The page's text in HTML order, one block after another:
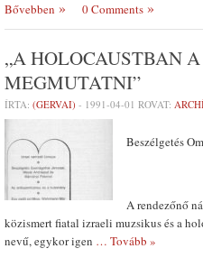
Bővebben 0 Comments
„A HOLOCAUSTBAN
MEGMUTATNI”
ÍRTA: (GERVAI) - 1991-04-01 ROVAT:
Beszélgetés
A rendezőnő
közismert fiatal izraeli muzsikus és a
nevű, egykor igen … Tovább »